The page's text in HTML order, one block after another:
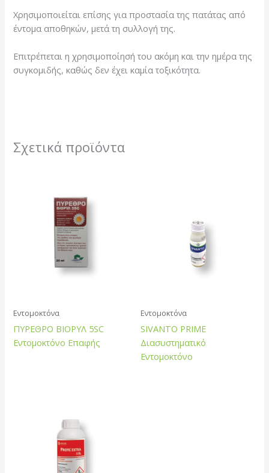
Χρησιμοποιείται επίσης για προστασία της πατάτας από
έντομα αποθηκών, μετά τη συλλογή της.
Επιτρέπεται η χρησιμοποίησή του ακόμη και την ημέρα της
συγκομιδής, καθώς δεν έχει καμία τοξικότητα.
Σχετικά προϊόντα
Εντομοκτόνα
ΠΥΡΕΘΡΟ ΒΙΟΡΥΛ 5SC
Εντομοκτόνο Επαφής
Εντομοκτόνα
SIVANTO PRIME
Διασυστηματικό
Εντομοκτόνο